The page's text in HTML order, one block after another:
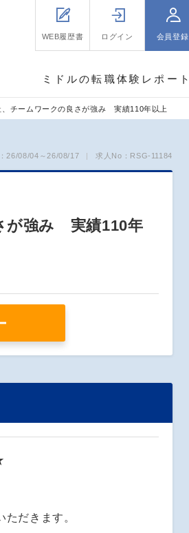
WEB履歴書 ログイン 会員登録
ミドルの転職体験レポート
、チームワークの良さが強み 実績110年以上
26/08/04～26/08/17 求人No：RSG-11184
が強み 実績110年
だきます。